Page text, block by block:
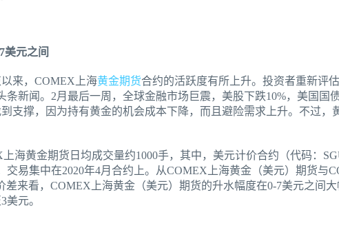
美元之间
来，COMEX上海黄金期货合约的活跃度有所上升。投资者重新评
条新闻。2月最后一周，全球金融市场巨震，美股下跌10%，美国国
支撑，因为持有黄金的机会成本下降，而且避险需求上升。不过，
海黄金期货日均成交量约1000手，其中，美元计价合约（代码：
交易集中在2020年4月合约上。从COMEX上海黄金（美元）期货与
差来看，COMEX上海黄金（美元）期货的升水幅度在0-7美元之间
美元。